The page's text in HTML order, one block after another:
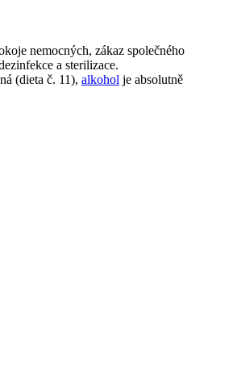
nemocných, zákaz společného
a sterilizace.
(dieta č. 11), alkohol je absolutně